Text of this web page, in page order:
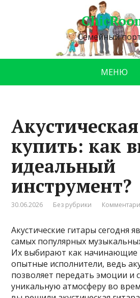
Семейный
МЕНЮ
купить: как
идеальный
инструмент?
30.06.2026 Без рубрики
Акустические гитары сегодня
самых популярных
Их выбирают как начинающие
опытные исполнители, ведь
позволяет передать эмоции и
уникальную атмосферу во